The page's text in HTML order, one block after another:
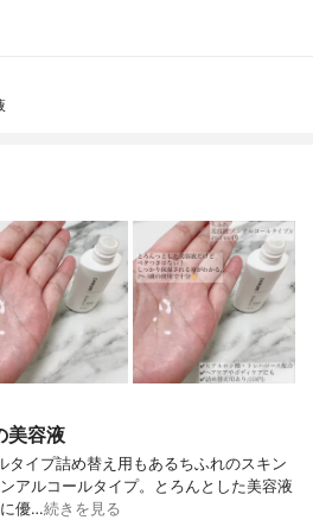
美容液
タイプ詰め替え用もあるちふれのスキン
アルコールタイプ。とろんとした美容液
優…続きを見る